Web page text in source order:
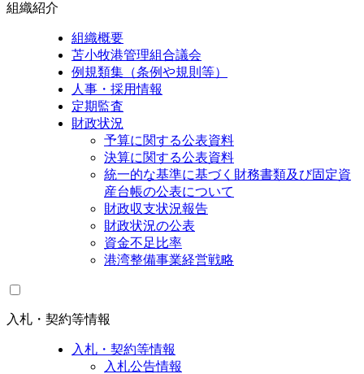
組織紹介
組織概要
苫小牧港管理組合議会
例規類集（条例や規則等）
人事・採用情報
定期監査
財政状況
予算に関する公表資料
決算に関する公表資料
統一的な基準に基づく財務書類及び固定資
産台帳の公表について
財政収支状況報告
財政状況の公表
資金不足比率
港湾整備事業経営戦略
入札・契約等情報
入札・契約等情報
入札公告情報